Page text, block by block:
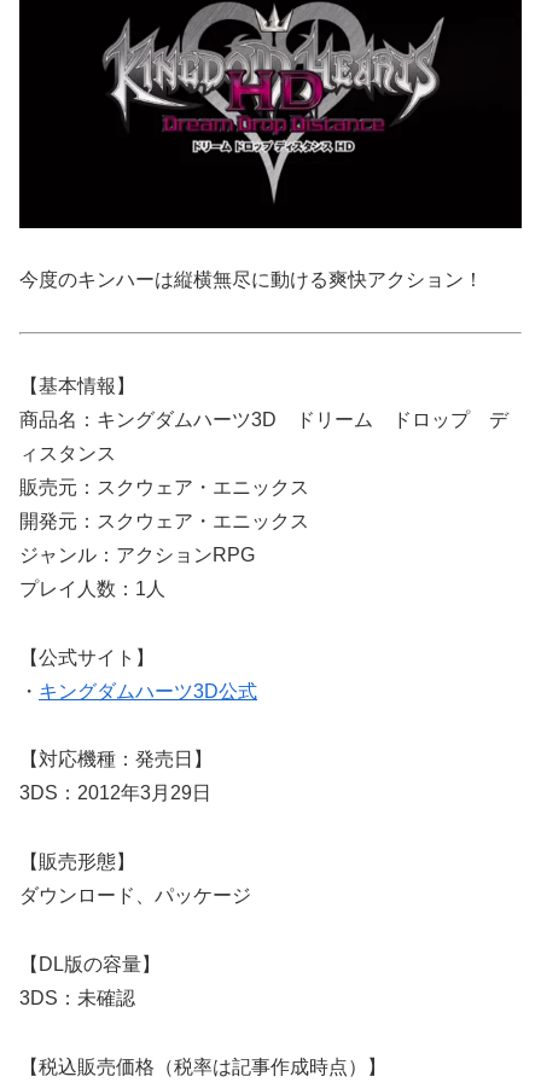
今度のキンハーは縦横無尽に動ける爽快アクション！
【基本情報】
商品名：キングダムハーツ3D ドリーム ドロップ デ
ィスタンス
販売元：スクウェア・エニックス
開発元：スクウェア・エニックス
ジャンル：アクションRPG
プレイ人数：1人
【公式サイト】
・ キングダムハーツ3D公式
【対応機種：発売日】
3DS：2012年3月29日
【販売形態】
ダウンロード、パッケージ
【DL版の容量】
3DS：未確認
【税込販売価格（税率は記事作成時点）】